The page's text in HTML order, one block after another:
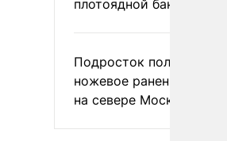
плотоядной бактерии
Подросток получил
ножевое ранение в
на севере Москвы